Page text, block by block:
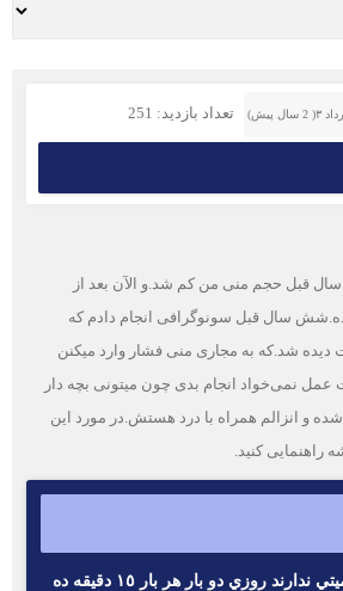
تعداد بازدید: 251
شش سال قبل حجم منی من کم شد.و الآن بعد از
سال قبل سونوگرافی انجام دادم که
شد.که به مجاری منی فشار وارد میکنن
نمی‌خواد انجام بدی چون میتونی بچه دار
و انزالم همراه با درد هستش.در مورد این
کنید.
با سلام كيست ها اهميتي ندارند روزي دو بار هر بار ١٥ دقيقه ده